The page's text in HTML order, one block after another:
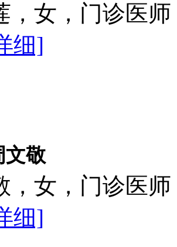
，女，门诊医
细]
文敬
，女，门诊医
细]